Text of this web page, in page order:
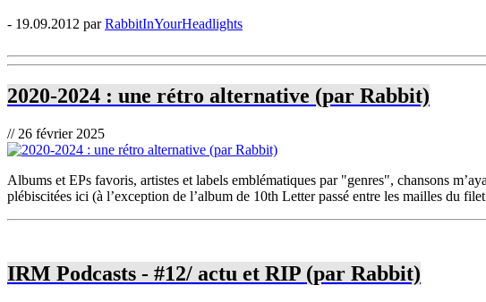
- 19.09.2012 parRabbitInYourHeadlights
2020-2024 : une rétro alternative (par Rabbit)
// 26 février 2025
Albums et EPs favoris, artistes et labels emblématiques par "genres", chansons
plébiscitées ici (à l’exception de l’album de 10th Letter passé entre les mailles du
IRM Podcasts - #12/ actu et RIP (par Rabbit)